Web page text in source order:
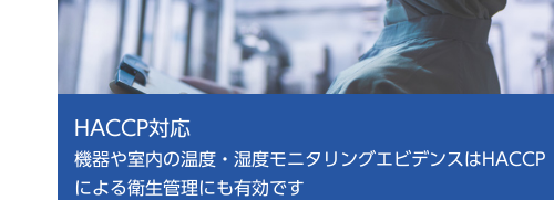
HACCP対応
機器や室内の温度・湿度モニタリングエビデンスはHACCP
による衛生管理にも有効です